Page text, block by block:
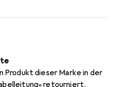
Produkt dieser Marke in der
retourniert.